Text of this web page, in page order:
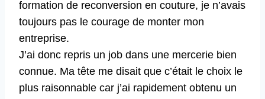
formation de reconversion en couture, je n’avais
toujours pas le courage de monter mon
entreprise.
J’ai donc repris un job dans une mercerie bien
connue. Ma tête me disait que c’était le choix le
plus raisonnable car j’ai rapidement obtenu un